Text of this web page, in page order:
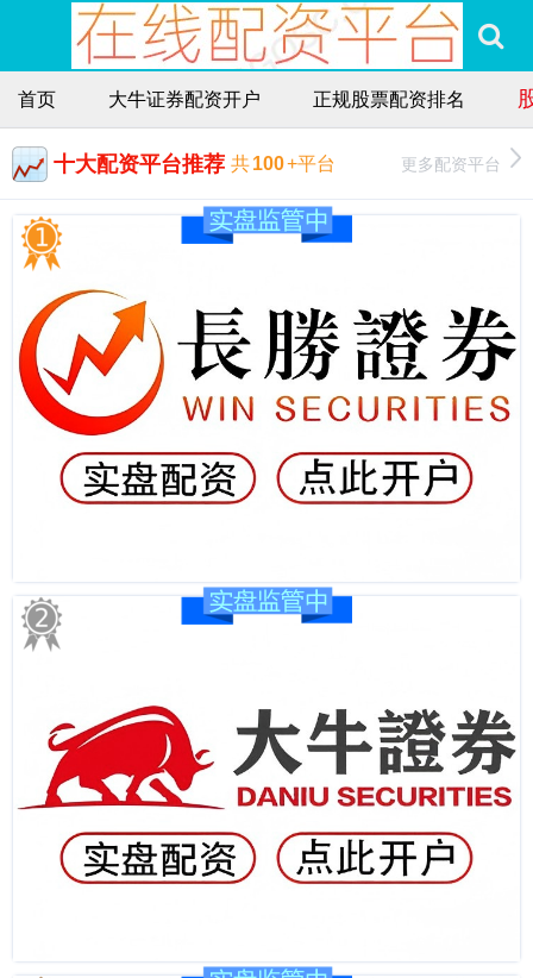
首页 大牛证券配资开户 正规股票配资排名
十大配资平台推荐 共100+平台 更多配资平台